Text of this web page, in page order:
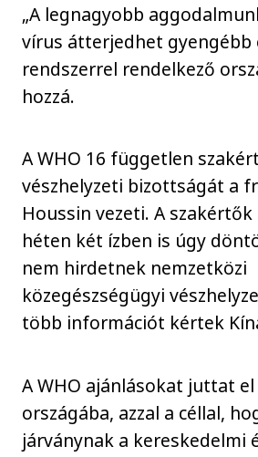
„A legnagyobb
vírus átterjedhet gyengébb
rendszerrel rendelkező
hozzá.
A WHO 16 független
vészhelyzeti bizottságát a
Houssin vezeti. A
héten két ízben is úgy
nem hirdetnek nemzetközi
közegészségügyi
több információt kértek
A WHO ajánlásokat juttat
országába, azzal a céllal,
járványnak a kereskedelmi